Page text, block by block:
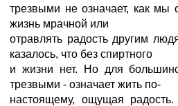
трезвыми не означает, как мы
жизнь мрачной или
отравлять радость другим
казалось, что без спиртного
и жизни нет. Но для
трезвыми - означает жить по-
настоящему, ощущая